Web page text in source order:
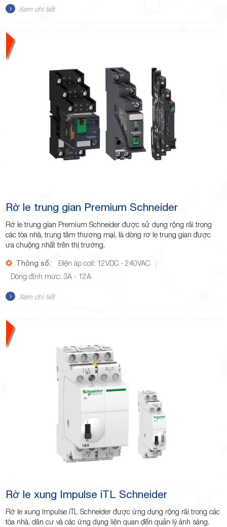
Xem chi tiết
Rờ le trung gian Premium Schneider
Rờ le trung gian Premium Schneider được sử dụng rộng rãi trong
các tòa nhà, trung tâm thương mại, là dòng rơ le trung gian được
ưa chuộng nhất trên thị trường.
Thông số:
Điện áp coil: 12VDC - 240VAC
Dòng định mức: 3A - 12A
Xem chi tiết
Rờ le xung Impulse iTL Schneider
Rờ le xung Impulse iTL Schneider được ứng dụng rộng rãi trong các
tòa nhà, dân cư và các ứng dụng liên quan đến quản lý ánh sáng.